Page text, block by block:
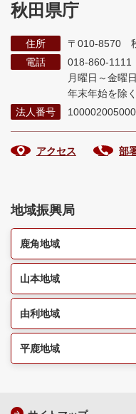
秋田県庁
住所
〒010-8570
電話
018-860-1111
月曜日～金曜
年末年始を除く
法人番号
アクセス 部
地域振興局
鹿角地域
山本地域
由利地域
平鹿地域